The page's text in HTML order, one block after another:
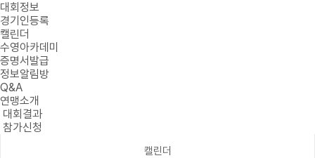
대회정보
경기인등록
캘린더
수영아카데미
증명서발급
정보알림방
Q&A
연맹소개
대회결과
참가신청
캘린더